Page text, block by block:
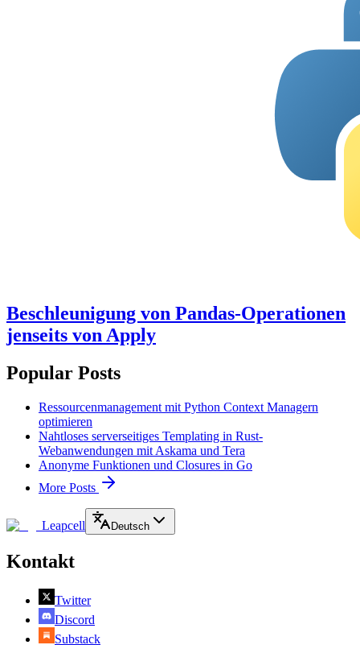
Beschleunigung von Pandas-Operationen
jenseits von Apply
Popular Posts
Ressourcenmanagement mit Python Context Managern
optimieren
Nahtloses serverseitiges Templating in Rust-
Webanwendungen mit Askama und Tera
Anonyme Funktionen und Closures in Go
More Posts
Leapcell Deutsch
Kontakt
Twitter
Discord
Substack